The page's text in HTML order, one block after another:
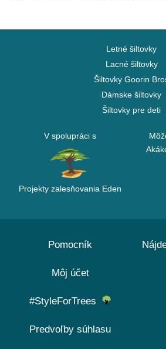
Letné šiltovky
Lacné šiltovky
Šiltovky Goorin
Dámske šiltovky
Šiltovky pre deti
V spolupráci s
Projekty zalesňovania Eden
Pomocník
Môj účet
#StyleForTrees
Predvoľby súhlasu